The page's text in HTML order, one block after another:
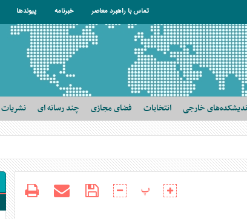
تماس با راهبرد معاصر خبرنامه پیوندها
خارجی انتخابات فضای مجازی چند رسانه ای نشریات
پ